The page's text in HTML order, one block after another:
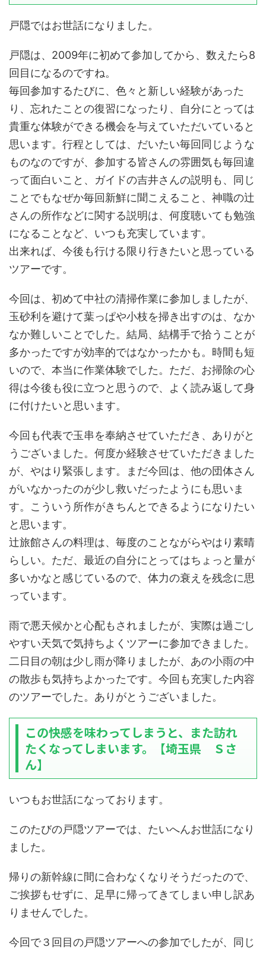
戸隠ではお世話になりました。
戸隠は、2009年に初めて参加してから、数えたら8
回目になるのですね。
毎回参加するたびに、色々と新しい経験があった
り、忘れたことの復習になったり、自分にとっては
貴重な体験ができる機会を与えていただいていると
思います。行程としては、だいたい毎回同じような
ものなのですが、参加する皆さんの雰囲気も毎回違
って面白いこと、ガイドの吉井さんの説明も、同じ
ことでもなぜか毎回新鮮に聞こえること、神職の辻
さんの所作などに関する説明は、何度聴いても勉強
になることなど、いつも充実しています。
出来れば、今後も行ける限り行きたいと思っている
ツアーです。
今回は、初めて中社の清掃作業に参加しましたが、
玉砂利を避けて葉っぱや小枝を掃き出すのは、なか
なか難しいことでした。結局、結構手で拾うことが
多かったですが効率的ではなかったかも。時間も短
いので、本当に作業体験でした。ただ、お掃除の心
得は今後も役に立つと思うので、よく読み返して身
に付けたいと思います。
今回も代表で玉串を奉納させていただき、ありがと
うございました。何度か経験させていただきました
が、やはり緊張します。まだ今回は、他の団体さん
がいなかったのが少し救いだったようにも思いま
す。こういう所作がきちんとできるようになりたい
と思います。
辻旅館さんの料理は、毎度のことながらやはり素晴
らしい。ただ、最近の自分にとってはちょっと量が
多いかなと感じているので、体力の衰えを残念に思
っています。
雨で悪天候かと心配もされましたが、実際は過ごし
やすい天気で気持ちよくツアーに参加できました。
二日目の朝は少し雨が降りましたが、あの小雨の中
の散歩も気持ちよかったです。今回も充実した内容
のツアーでした。ありがとうございました。
この快感を味わってしまうと、また訪れ
たくなってしまいます。【埼玉県 Ｓさ
ん】
いつもお世話になっております。
このたびの戸隠ツアーでは、たいへんお世話になり
ました。
帰りの新幹線に間に合わなくなりそうだったので、
ご挨拶もせずに、足早に帰ってきてしまい申し訳あ
りませんでした。
今回で３回目の戸隠ツアーへの参加でしたが、同じ